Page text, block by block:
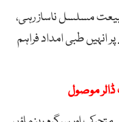
مسلسل ناساز رہی،
انہیں طبی امداد فراہم